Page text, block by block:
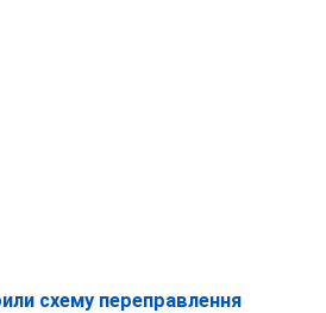
схему переправлення